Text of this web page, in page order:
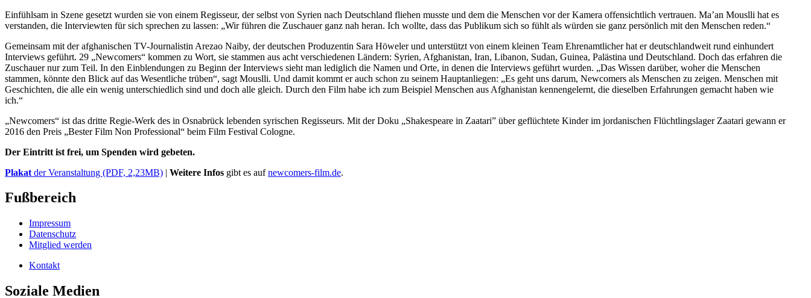
Einfühlsam in Szene gesetzt wurden sie von einem Regisseur, der selbst von Syrien nach Deutschland fliehen musste und dem die Menschen vor der Kamera offensichtlich vertrauen. Ma’an Mouslli hat es
verstanden, die Interviewten für sich sprechen zu lassen: „Wir führen die Zuschauer ganz nah heran. Ich wollte, dass das Publikum sich so fühlt als würden sie ganz persönlich mit den Menschen reden.“
Gemeinsam mit der afghanischen TV-Journalistin Arezao Naiby, der deutschen Produzentin Sara Höweler und unterstützt von einem kleinen Team Ehrenamtlicher hat er deutschlandweit rund einhundert
Interviews geführt. 29 „Newcomers“ kommen zu Wort, sie stammen aus acht verschiedenen Ländern: Syrien, Afghanistan, Iran, Libanon, Sudan, Guinea, Palästina und Deutschland. Doch das erfahren die
Zuschauer nur zum Teil. In den Einblendungen zu Beginn der Interviews sieht man lediglich die Namen und Orte, in denen die Interviews geführt wurden. „Das Wissen darüber, woher die Menschen
stammen, könnte den Blick auf das Wesentliche trüben“, sagt Mouslli. Und damit kommt er auch schon zu seinem Hauptanliegen: „Es geht uns darum, Newcomers als Menschen zu zeigen. Menschen mit
Geschichten, die alle ein wenig unterschiedlich sind und doch alle gleich. Durch den Film habe ich zum Beispiel Menschen aus Afghanistan kennengelernt, die dieselben Erfahrungen gemacht haben wie
ich.“
„Newcomers“ ist das dritte Regie-Werk des in Osnabrück lebenden syrischen Regisseurs. Mit der Doku „Shakespeare in Zaatari” über geflüchtete Kinder im jordanischen Flüchtlingslager Zaatari gewann er
2016 den Preis „Bester Film Non Professional“ beim Film Festival Cologne.
Der Eintritt ist frei, um Spenden wird gebeten.
Plakat der Veranstaltung (PDF, 2,23MB) | Weitere Infos gibt es aufnewcomers-film.de.
Fußbereich
Impressum
Datenschutz
Mitglied werden
Kontakt
Soziale Medien